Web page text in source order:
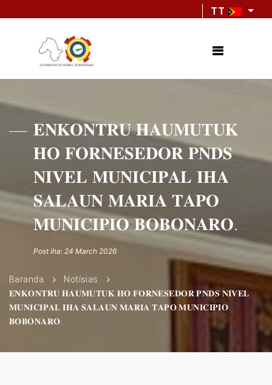
TT
𝐄𝐍𝐊𝐎𝐍𝐓𝐑𝐔 𝐇𝐀𝐔𝐌𝐔𝐓𝐔𝐊
𝐇𝐎 𝐅𝐎𝐑𝐍𝐄𝐒𝐄𝐃𝐎𝐑 𝐏𝐍𝐃𝐒
𝐍𝐈𝐕𝐄𝐋 𝐌𝐔𝐍𝐈𝐂𝐈𝐏𝐀𝐋 𝐈𝐇𝐀
𝐒𝐀𝐋𝐀𝐔𝐍 𝐌𝐀𝐑𝐈𝐀 𝐓𝐀𝐏𝐎
𝐌𝐔𝐍𝐈𝐂𝐈𝐏𝐈𝐎 𝐁𝐎𝐁𝐎𝐍𝐀𝐑𝐎.
Post iha: 24 March 2026
Baranda
Notísias
𝐄𝐍𝐊𝐎𝐍𝐓𝐑𝐔 𝐇𝐀𝐔𝐌𝐔𝐓𝐔𝐊 𝐇𝐎 𝐅𝐎𝐑𝐍𝐄𝐒𝐄𝐃𝐎𝐑 𝐏𝐍𝐃𝐒 𝐍𝐈𝐕𝐄𝐋
𝐌𝐔𝐍𝐈𝐂𝐈𝐏𝐀𝐋 𝐈𝐇𝐀 𝐒𝐀𝐋𝐀𝐔𝐍 𝐌𝐀𝐑𝐈𝐀 𝐓𝐀𝐏𝐎 𝐌𝐔𝐍𝐈𝐂𝐈𝐏𝐈𝐎
𝐁𝐎𝐁𝐎𝐍𝐀𝐑𝐎.